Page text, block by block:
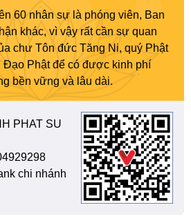
60 nhân sự là phóng viên, Ban
khác, vì vậy rất cần sự quan
chư Tôn đức Tăng Ni, quý Phật
Đạo Phật để có được kinh phí
bền vững và lâu dài.
PHAT SU
chi nhánh